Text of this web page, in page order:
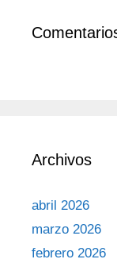
Archivos
abril 2026
marzo 2026
febrero 2026